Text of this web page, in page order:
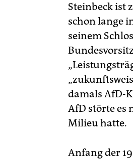
Steinbeck ist
schon lange
seinem
damals AfD-
AfD störte es
Milieu hatte.
Anfang der